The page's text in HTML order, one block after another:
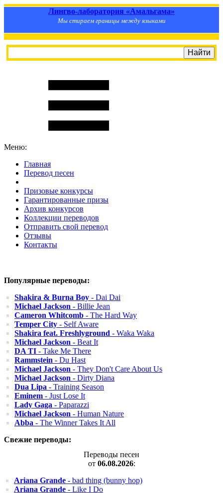
Лингво-лаборатория «Амальгама»
Мы стираем границы между языками
Меню:
Главная
Перевод песен
Призовые конкурсы
Гарантированные призы
Архив конкурсов
Коллекции переводов
Отправить свой перевод
Отзывы
Контакты
Популярные переводы:
Shakira & Burna Boy - Dai Dai
Michael Jackson - Billie Jean
Cameron Whitcomb - The Hard Way
Temper City - Self Aware
Shakira feat. Freshlyground - Waka Waka
Michael Jackson - Beat It
DA TI - Take Me There
Rammstein - Du Hast
Michael Jackson - They Don't Care About Us
Michael Jackson - Dirty Diana
Dua Lipa - Training Season
Eminem - Just Lose It
Lady Gaga - Paparazzi
Michael Jackson - Human Nature
Abba - The Winner Takes It All
Свежие переводы:
Переводы песен
от 06.08.2026:
Ariana Grande - bad thing (bunny hop)
Ariana Grande - Like I Do